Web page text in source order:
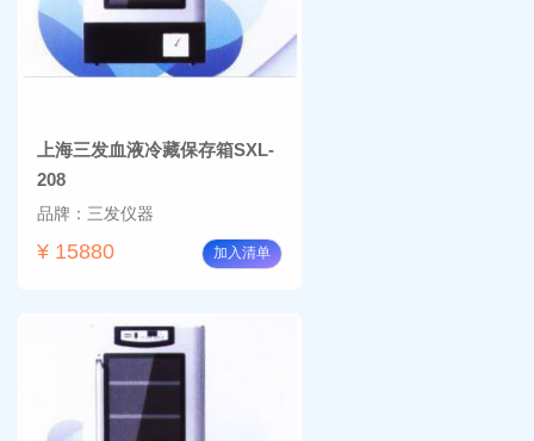
上海三发血液冷藏保存箱SXL-
208
品牌：三发仪器
¥ 15880 加入清单